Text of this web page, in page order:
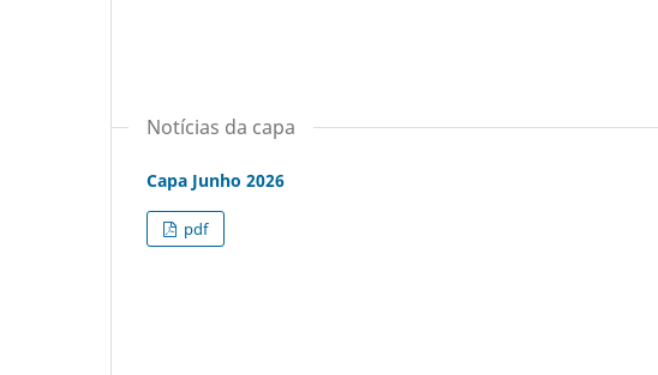
Notícias da capa
Capa Junho 2026
pdf